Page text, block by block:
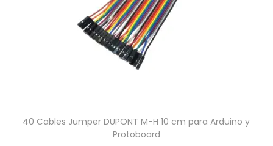
a
c
i
ó
i
d
o
40 Cables Jumper DUPONT M-H 10 cm para Arduino y
Protoboard